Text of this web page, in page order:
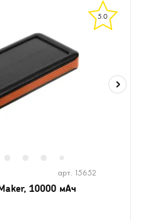
5.0
арт. 15652
10000 мАч